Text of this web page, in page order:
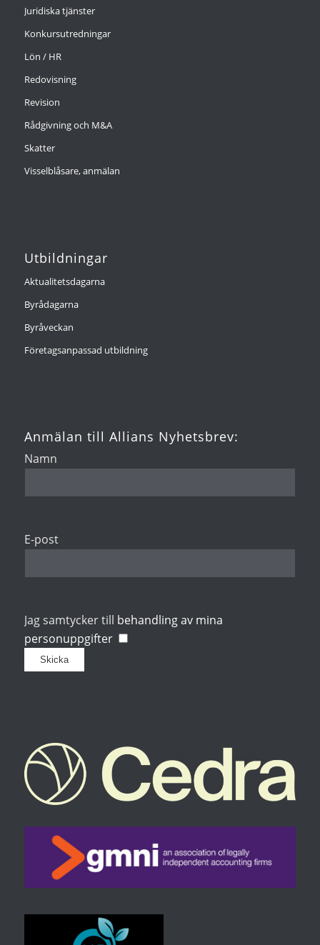
Juridiska tjänster
Konkursutredningar
Lön / HR
Redovisning
Revision
Rådgivning och M&A
Skatter
Visselblåsare, anmälan
Utbildningar
Aktualitetsdagarna
Byrådagarna
Byråveckan
Företagsanpassad utbildning
Anmälan till Allians Nyhetsbrev:
Namn
E-post
Jag samtycker till behandling av mina
personuppgifter